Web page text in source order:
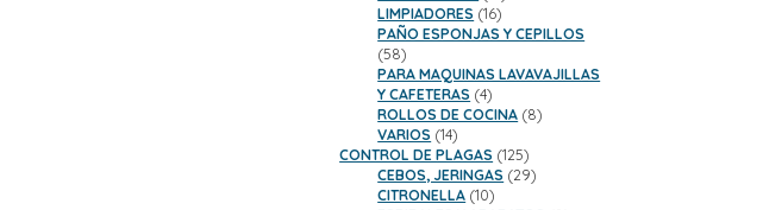
productos
LIMPIADORES 1616
productos
PAÑO ESPONJAS Y CEPILLOS
5858
productos
PARA MAQUINAS LAVAVAJILLAS
Y CAFETERAS 44
productos
ROLLOS DE COCINA 88
VARIOS 1414
productos
CONTROL DE PLAGAS 125125
productos
CEBOS, JERINGAS 2929
CITRONELLA 1010